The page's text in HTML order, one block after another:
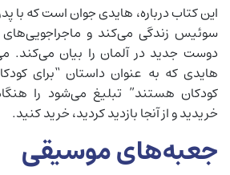
این کتاب درباره، هایدی جوان است که با
سوئیس زندگی می‌کند و ماجراجویی‌های
دوست جدید در آلمان را بیان می‌کند.
هایدی که به عنوان داستان “برای
کودکان هستند” تبلیغ می‌شود را
خریدید و از آنجا بازدید کردید، خرید کنید.
جعبه‌های موسیقی